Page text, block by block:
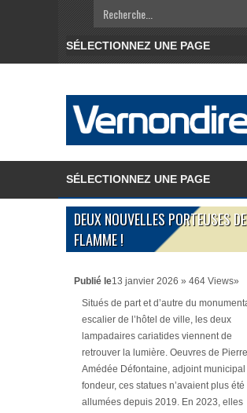
DEUX NOUVELLES PORTEUSES DE
FLAMME !
Publié le13 janvier 2026 » 464 Views»
Situés de part et d’autre du
escalier de l’hôtel de ville, les deux
lampadaires cariatides viennent de
retrouver la lumière. Oeuvres de
Amédée Défontaine, adjoint municipal
fondeur, ces statues n’avaient plus été
allumées depuis 2019. En 2023, elles